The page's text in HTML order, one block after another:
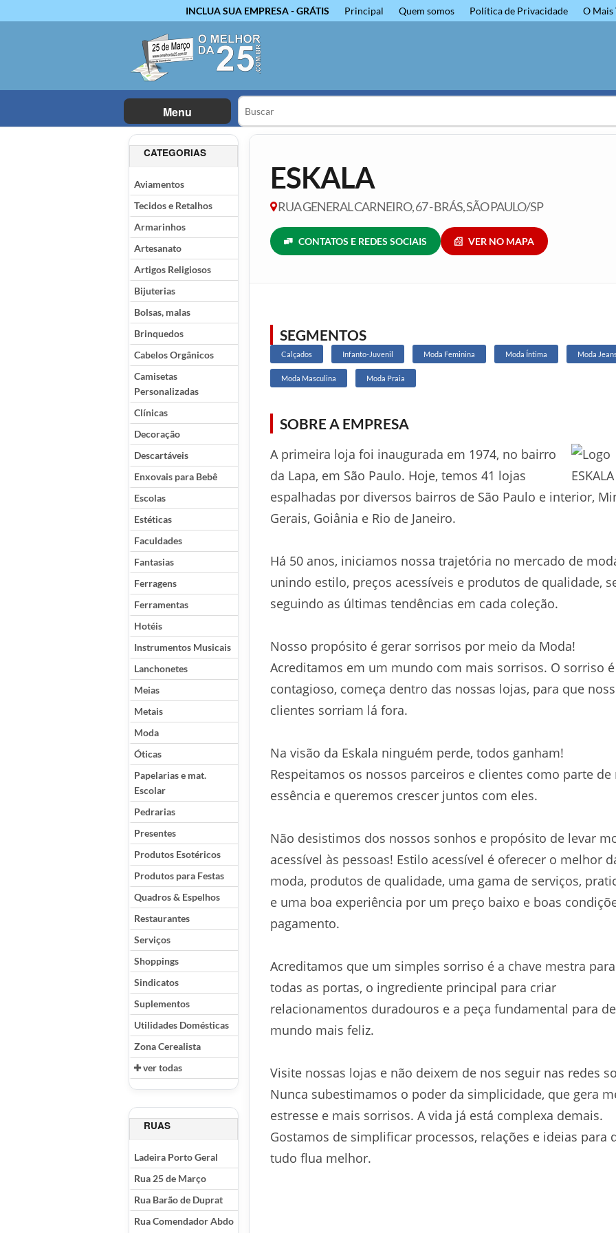
INCLUA SUA EMPRESA - GRÁTIS Principal Quem somos Política de Privacidade O Mais
Menu
CATEGORIAS
Aviamentos
Tecidos e Retalhos
Armarinhos
Artesanato
Artigos Religiosos
Bijuterias
Bolsas, malas
Brinquedos
Cabelos Orgânicos
Camisetas
Personalizadas
Clínicas
Decoração
Descartáveis
Enxovais para Bebê
Escolas
Estéticas
Faculdades
Fantasias
Ferragens
Ferramentas
Hotéis
Instrumentos Musicais
Lanchonetes
Meias
Metais
Moda
Óticas
Papelarias e mat.
Escolar
Pedrarias
Presentes
Produtos Esotéricos
Produtos para Festas
Quadros & Espelhos
Restaurantes
Serviços
Shoppings
Sindicatos
Suplementos
Utilidades Domésticas
Zona Cerealista
ver todas
RUAS
Ladeira Porto Geral
Rua 25 de Março
Rua Barão de Duprat
Rua Comendador Abdo
ESKALA
RUA GENERAL CARNEIRO, 67 - BRÁS, SÃO PAULO/SP
CONTATOS E REDES SOCIAIS VER NO MAPA
SEGMENTOS
Calçados Infanto-Juvenil Moda Feminina Moda Íntima Moda
Moda Masculina Moda Praia
SOBRE A EMPRESA
A primeira loja foi inaugurada em 1974, no bairro
da Lapa, em São Paulo. Hoje, temos 41 lojas
espalhadas por diversos bairros de São Paulo e interior,
Gerais, Goiânia e Rio de Janeiro.
Há 50 anos, iniciamos nossa trajetória no mercado de
unindo estilo, preços acessíveis e produtos de qualidade,
seguindo as últimas tendências em cada coleção.
Nosso propósito é gerar sorrisos por meio da Moda!
Acreditamos em um mundo com mais sorrisos. O sorriso é
contagioso, começa dentro das nossas lojas, para que
clientes sorriam lá fora.
Na visão da Eskala ninguém perde, todos ganham!
Respeitamos os nossos parceiros e clientes como parte de
essência e queremos crescer juntos com eles.
Não desistimos dos nossos sonhos e propósito de levar
acessível às pessoas! Estilo acessível é oferecer o melhor
moda, produtos de qualidade, uma gama de serviços,
e uma boa experiência por um preço baixo e boas
pagamento.
Acreditamos que um simples sorriso é a chave mestra
todas as portas, o ingrediente principal para criar
relacionamentos duradouros e a peça fundamental para
mundo mais feliz.
Visite nossas lojas e não deixem de nos seguir nas redes
Nunca subestimamos o poder da simplicidade, que gera
estresse e mais sorrisos. A vida já está complexa demais.
Gostamos de simplificar processos, relações e ideias para
tudo flua melhor.